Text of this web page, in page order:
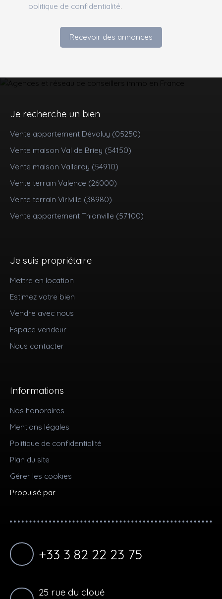
politique de confidentialité.
Recevoir des annonces
Je recherche un bien
Vente appartement Dévoluy (05250)
Vente maison Val de Briey (54150)
Vente maison Valleroy (54910)
Vente terrain Valence (26000)
Vente terrain Viriville (38980)
Vente appartement Thionville (57100)
Je suis propriétaire
Mettre en location
Estimez votre bien
Vendre avec nous
Espace vendeur
Nous contacter
Informations
Nos honoraires
Mentions légales
Politique de confidentialité
Plan du site
Gérer les cookies
Propulsé par
+33 3 82 22 23 75
25 rue du cloué